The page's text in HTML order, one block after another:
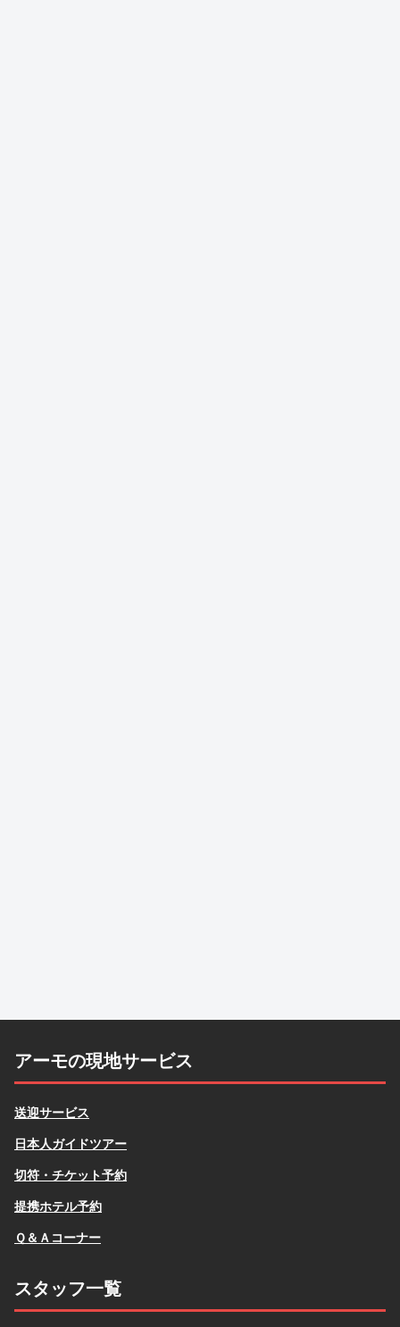
アーモの現地サービス
送迎サービス
日本人ガイドツアー
切符・チケット予約
提携ホテル予約
Ｑ＆Ａコーナー
スタッフ一覧